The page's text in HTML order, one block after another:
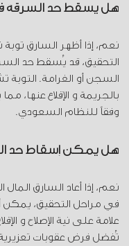
هل يسقط حد السرقة
نعم، إذا أظهر السارق
التحقيق، قد يُسقط حد
السجن أو الغرامة. التوبة
بالجريمة و الإقلاع عنها،
وفقاً للنظام السعودي.
هل يمكن إسقاط حد
نعم، إذا أعاد السارق
في مراحل التحقيق، يمكن
علامة على نية الإصلاح و
تُفضل فرض عقوبات تعزيرية